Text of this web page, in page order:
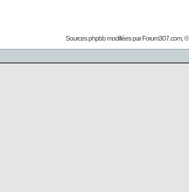
Sources phpbb modifiées parForum307.com, ©